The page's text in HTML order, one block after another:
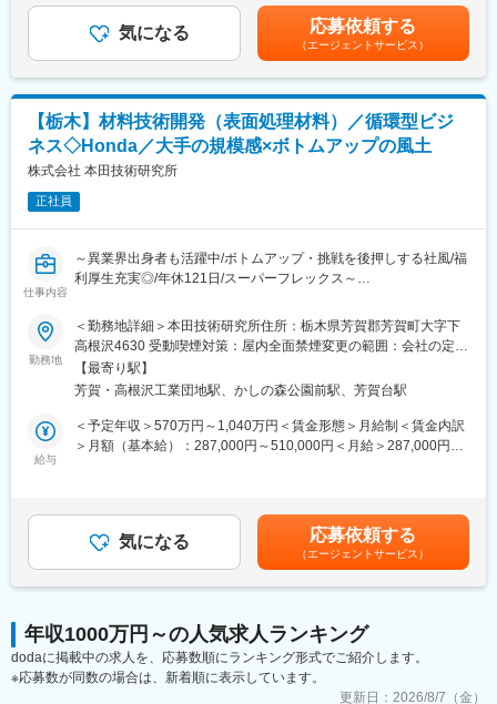
クラスを獲得しています。家電などの民生機器の分野において
も、インクジェットプリンタや電動歯ブラシ、シェーバーなど私
たちの生活に身近なものから、AGVやAMRといった自動走行ロボ
ット・協調ロボットなど将来性のある製品へも当社のモーターが
使われています。
モーターは普段なかなか目に触れることの無い裏方的な存在では
ありますが、私たちの暮らしの中で幅広く利用され、今後も大き
な成長が見込まれています。
削減活動を推進
・業界団体と連携したバッテリー用CFP算定・認証ルールの構築
出向者等専任・兼務メンバー合わせて約10名で構成されていま
す。
年齢層は20代～50代と幅広いメンバーで構成され、自らの成長を
実感出来て明るく楽しい職場と働き方を目指しています。
■職場のミッション：
環境全般に関して、社内外からの様々な期待を超える全社企画の
立案とその推進体制・実行計画の構築を実施。
「ヒト・モノ・カネ」を明確にし、見える化等の必要となるツー
ルの準備も含めた企画を立案することにより、環境問題への対応
■魅力：
世界中のあらゆる企業で地球環境問題・エネルギー問題への対応
が求められる機会が多くなっている事を受けて、全社の環境企画
し電池事業に於ける環境問題全般に関わる事は勿論の事、電池業
界に限らず広く社外の情報を収集・解釈することが必要になるた
■キャリアパス：
様々な分野の環境に関する全社企画の立案を担当する事により、
入社後は、カーボンニュートラルの業務を推進したのち、ご本人
の要望・適正に合わせて環境関連の企画立案の業務やリーダーを
担っていただきます。
月）※各人の業務能力の伸長度、勤務成績も反映■賞与：年2回（7
月・12月）賃金はあくまでも目安の金額であり、選考を通じて上
下する可能性があります。月給(月額)は固定手当を含めた表記で
す。
気になる 応募依頼する
（エージェントサービス）
【栃木】材料技術開発（表面処理材料）／循環型ビジ
ネス◇Honda／大手の規模感×ボトムアップの風土
株式会社 本田技術研究所
正社員
仕事内容
～異業界出身者も活躍中/ボトムアップ・挑戦を後押しする社風/福
利厚生充実◎/年休121日/スーパーフレックス～
■募集の背景
私たちは、ライフサイクル全体を通じた環境技術の高度化と顧客
価値の最大化、さらに循環型ビジネスへの転換を加速させるため
に、社内の様々な部門と共創しながら、四輪車製造にまつわるカ
ーボンニュートラル（CN）およびリソースサーキュレーション
（RC）を実現するための表面処理材料開発に取り組んでおりま
す。
開発に関わる業務をお任せします。
・社会動向・市場ニーズに基づいた技術要件・商品性の分析と定
品の仕様検討
・営業企画・調達・デザイン・設計・製造企画部門など社内関係
部門との連携
・顧客価値・商品価値に即した材料・表面処理技術の技術提案
勤務地
＜勤務地詳細＞本田技術研究所住所：栃木県芳賀郡芳賀町大字下
高根沢4630 受動喫煙対策：屋内全面禁煙変更の範囲：会社の定め
る事業所（リモートワーク含む）
【最寄り駅】
芳賀・高根沢工業団地駅、かしの森公園前駅、芳賀台駅
給与
＜予定年収＞570万円～1,040万円＜賃金形態＞月給制＜賃金内訳
＞月額（基本給）：287,000円～510,000円＜月給＞287,000円～
（月給約36万円）・係長クラス 約960万円（月給約43万円）・
管理職 約1,230万円（月給約64万円） 賃金はあくまでも目安の
金額であり、選考を通じて上下する可能性があります。月給(月額)
は固定手当を含めた表記です。
気になる 応募依頼する
（エージェントサービス）
年収1000万円～の人気求人ランキング
dodaに掲載中の求人を、応募数順にランキング形式でご紹介します。
※応募数が同数の場合は、新着順に表示しています。
更新日： 2026/8/7（金）